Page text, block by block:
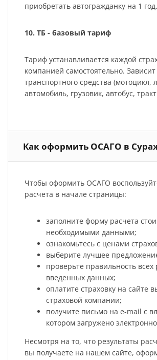
приобретать автогражданку на 1 год.
10. ТБ - базовый тариф
Тариф устанавливается каждой
компанией самостоятельно. Зависит
транспортного средства (мотоцикл,
автомобиль, грузовик, автобус,
Как оформить ОСАГО в
Чтобы оформить ОСАГО
расчета в начале страницы:
заполните форму расчета
необходимыми данными;
ознакомьтесь с ценами
выберите лучшее
проверьте правильность всех
введенных данных;
оплатите страховку на сайте
страховой компании;
получите письмо на e-mail с
котором загружено
Несмотря на то, что результаты
вы получаете на нашем сайте,